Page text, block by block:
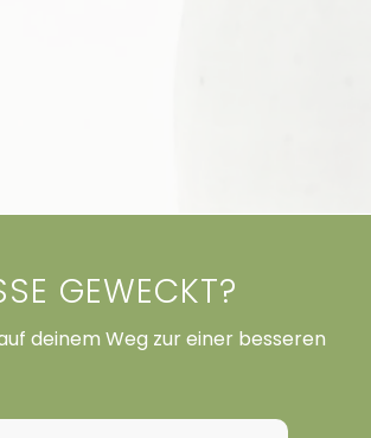
GEWECKT?
deinem Weg zur einer besseren